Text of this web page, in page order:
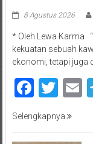
8 Agustus 2026
* Oleh Lewa Karma
kekuatan sebuah
ekonomi, tetapi juga
Selengkapnya